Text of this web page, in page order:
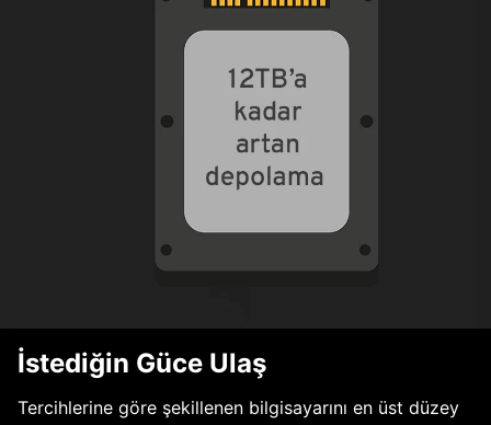
İstediğin Güce Ulaş
Tercihlerine göre şekillenen bilgisayarını en üst düzey